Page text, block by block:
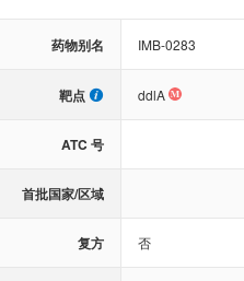
药物别名 IMB-0283
靶点 ddlA
ATC 号
首批国家/区域
复方 否